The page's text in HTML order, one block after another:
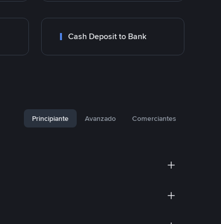
Cash Deposit to Bank
Principiante Avanzado Comerciantes